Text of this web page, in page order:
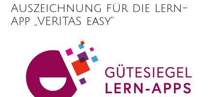
Auszeichnung für die Lern-
App „VERITAS easy“